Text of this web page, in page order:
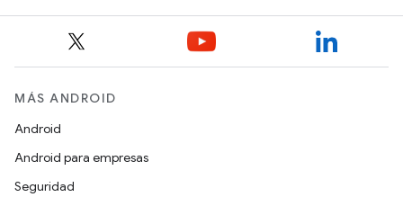
MÁS ANDROID
Android
Android para empresas
Seguridad